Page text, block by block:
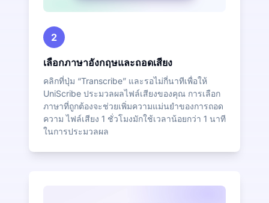
2
เลือกภาษาอังกฤษและถอดเสียง
คลิกที่ปุ่ม “Transcribe” และรอไม่กี่นาทีเพื่อให้
UniScribe ประมวลผลไฟล์เสียงของคุณ การเลือก
ภาษาที่ถูกต้องจะช่วยเพิ่มความแม่นยำของการถอด
ความ ไฟล์เสียง 1 ชั่วโมงมักใช้เวลาน้อยกว่า 1 นาที
ในการประมวลผล